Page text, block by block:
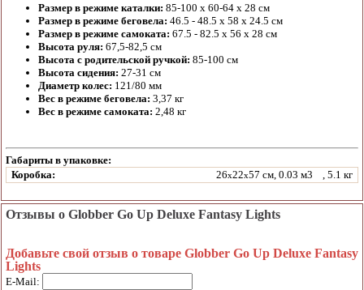
Размер в режиме каталки: 85-100 х 60-64 х 28 см
Размер в режиме беговела: 46.5 - 48.5 x 58 x 24.5 см
Размер в режиме самоката: 67.5 - 82.5 x 56 x 28 см
Высота руля: 67,5-82,5 см
Высота с родительской ручкой: 85-100 см
Высота сидения: 27-31 см
Диаметр колес: 121/80 мм
Вес в режиме беговела: 3,37 кг
Вес в режиме самоката: 2,48 кг
Габариты в упаковке:
Коробка:
26x22x57 см, 0.03 м3 , 5.1 кг
Отзывы о Globber Go Up Deluxe Fantasy Lights
Добавьте свой отзыв о товаре Globber Go Up Deluxe Fantasy
Lights
E-Mail: